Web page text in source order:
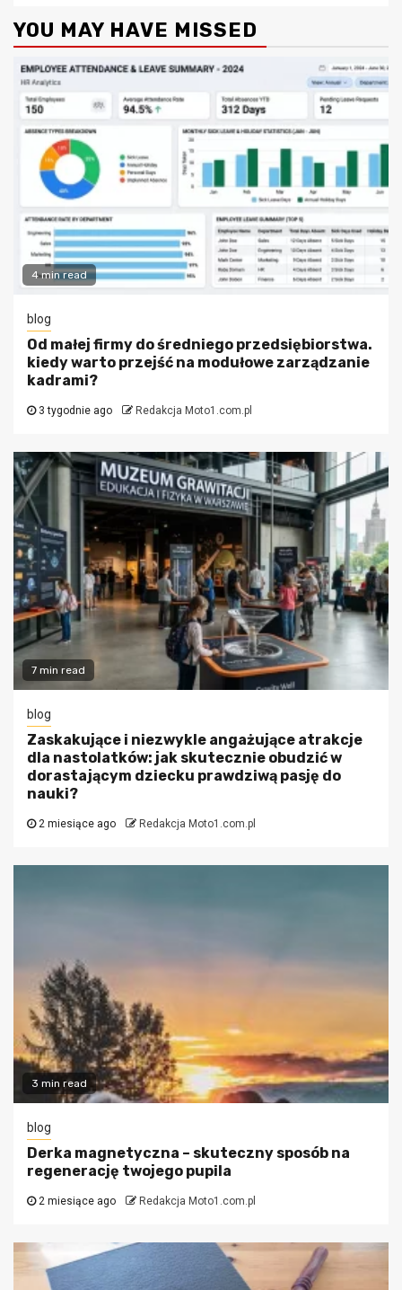
YOU MAY HAVE MISSED
4 min read
blog
Od małej firmy do średniego przedsiębiorstwa.
kiedy warto przejść na modułowe zarządzanie
kadrami?
3 tygodnie ago Redakcja Moto1.com.pl
7 min read
blog
Zaskakujące i niezwykle angażujące atrakcje
dla nastolatków: jak skutecznie obudzić w
dorastającym dziecku prawdziwą pasję do
nauki?
2 miesiące ago Redakcja Moto1.com.pl
3 min read
blog
Derka magnetyczna – skuteczny sposób na
regenerację twojego pupila
2 miesiące ago Redakcja Moto1.com.pl